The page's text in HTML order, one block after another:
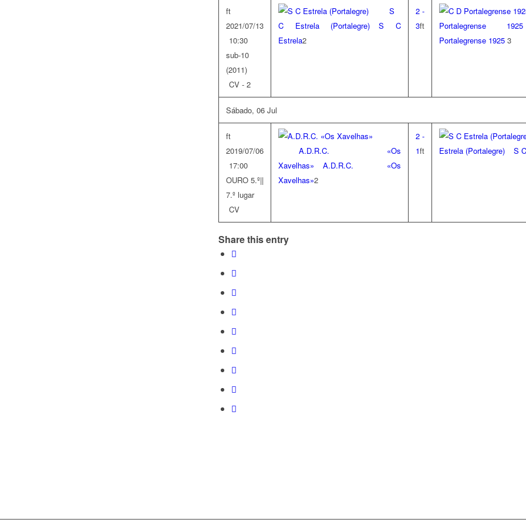
ft
2021/07/13
10:30
sub-10
(2011)
CV - 2
S
C Estrela (Portalegre)
S C
Estrela2
2 -
3ft
Portalegrense 1925
Portalegrense 1925 3
Sábado, 06 Jul
ft
2019/07/06
17:00
OURO 5.º||
7.º lugar
CV
A.D.R.C. «Os
Xavelhas»
A.D.R.C. «Os
Xavelhas»2
2 -
1ft
Estrela (Portalegre)
S
Share this entry